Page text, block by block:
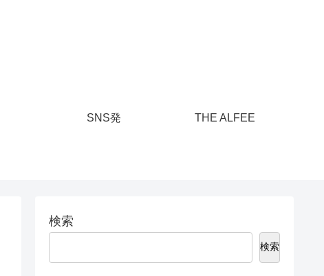
SNS発 THE ALFEE
検索
検索